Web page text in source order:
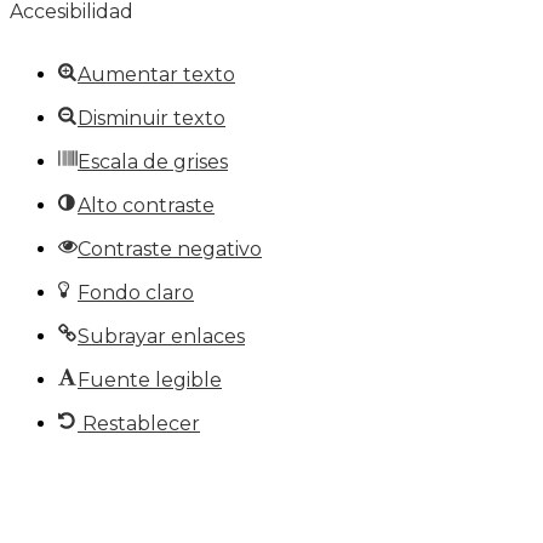
Accesibilidad
Aumentar texto
Disminuir texto
Escala de grises
Alto contraste
Contraste negativo
Fondo claro
Subrayar enlaces
Fuente legible
Restablecer